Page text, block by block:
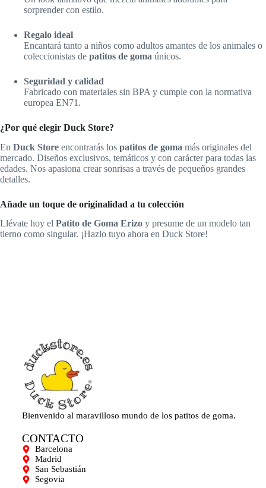
sorprender con estilo.
Regalo ideal
Encantará tanto a niños como adultos amantes de los animales o
coleccionistas de patitos de goma únicos.
Seguridad y calidad
Fabricado con materiales sin BPA y cumple con la normativa
europea EN71.
¿Por qué elegir Duck Store?
En Duck Store encontrarás los patitos de goma más originales del
mercado. Diseños exclusivos, temáticos y con carácter para todas las
edades. Nos apasiona crear sonrisas a través de pequeños grandes
detalles.
Añade un toque de originalidad a tu colección
Llévate hoy el Patito de Goma Erizo y presume de un modelo tan
tierno como singular. ¡Hazlo tuyo ahora en Duck Store!
Bienvenido al maravilloso mundo de los patitos de goma.
CONTACTO
Barcelona
Madrid
San Sebastián
Segovia